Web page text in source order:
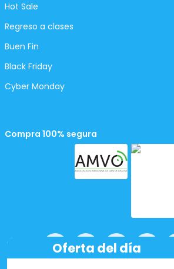
Hot Sale
Regreso a clases
Buen Fin
Black Friday
Cyber Monday
Compra 100% segura